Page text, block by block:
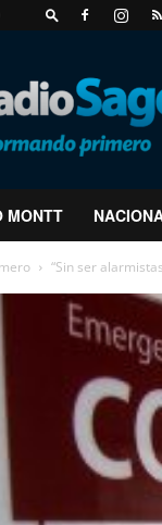
MONTT
“Sin ser